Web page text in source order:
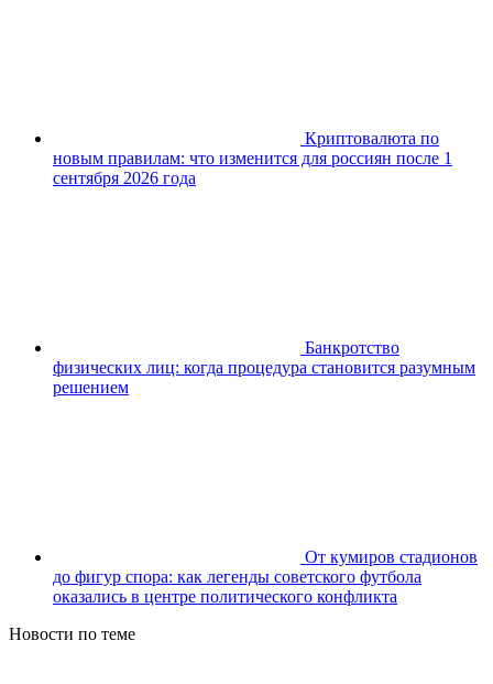
Криптовалюта по
новым правилам: что изменится для россиян после 1
сентября 2026 года
Банкротство
физических лиц: когда процедура становится разумным
решением
От кумиров стадионов
до фигур спора: как легенды советского футбола
оказались в центре политического конфликта
Новости по теме